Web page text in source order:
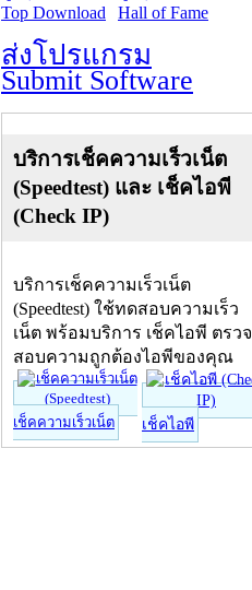
Top Download
Hall of Fame
ส่งโปรแกรม
Submit Software
บริการเช็คความเร็วเน็ต
(Speedtest) และ เช็คไอพี
(Check IP)
บริการเช็คความเร็วเน็ต
(Speedtest) ใช้ทดสอบความเร็ว
เน็ต พร้อมบริการ เช็คไอพี ตรวจ
สอบความถูกต้องไอพีของคุณ
เช็คความเร็วเน็ต เช็คไอพี